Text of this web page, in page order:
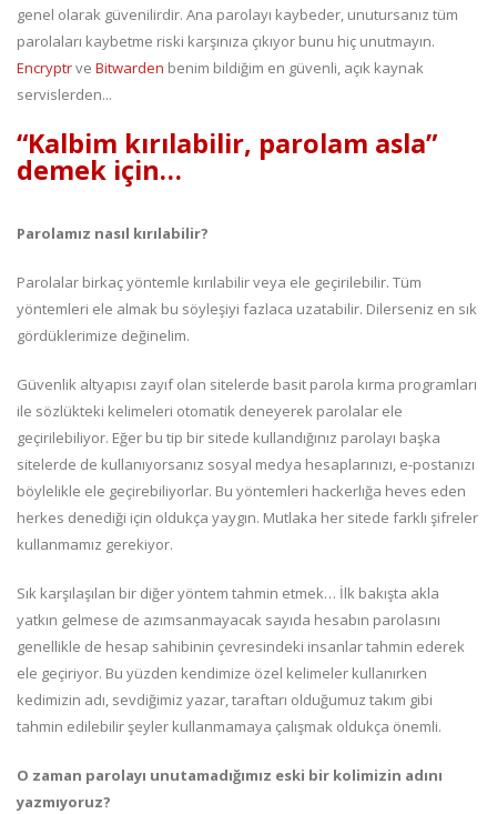
genel olarak güvenilirdir. Ana parolayı kaybeder, unutursanız tüm
parolaları kaybetme riski karşınıza çıkıyor bunu hiç unutmayın.
Encryptrve Bitwarden benim bildiğim en güvenli, açık kaynak
servislerden...
“Kalbim kırılabilir, parolam asla”
demek için…
Parolamız nasıl kırılabilir?
Parolalar birkaç yöntemle kırılabilir veya ele geçirilebilir. Tüm
yöntemleri ele almak bu söyleşiyi fazlaca uzatabilir. Dilerseniz en sık
gördüklerimize değinelim.
Güvenlik altyapısı zayıf olan sitelerde basit parola kırma programları
ile sözlükteki kelimeleri otomatik deneyerek parolalar ele
geçirilebiliyor. Eğer bu tip bir sitede kullandığınız parolayı başka
sitelerde de kullanıyorsanız sosyal medya hesaplarınızı, e-postanızı
böylelikle ele geçirebiliyorlar. Bu yöntemleri hackerlığa heves eden
herkes denediği için oldukça yaygın. Mutlaka her sitede farklı şifreler
kullanmamız gerekiyor.
Sık karşılaşılan bir diğer yöntem tahmin etmek… İlk bakışta akla
yatkın gelmese de azımsanmayacak sayıda hesabın parolasını
genellikle de hesap sahibinin çevresindeki insanlar tahmin ederek
ele geçiriyor. Bu yüzden kendimize özel kelimeler kullanırken
kedimizin adı, sevdiğimiz yazar, taraftarı olduğumuz takım gibi
tahmin edilebilir şeyler kullanmamaya çalışmak oldukça önemli.
O zaman parolayı unutamadığımız eski bir kolimizin adını
yazmıyoruz?